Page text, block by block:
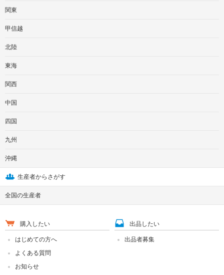
関東
甲信越
北陸
東海
関西
中国
四国
九州
沖縄
生産者からさがす
全国の生産者
購入したい
はじめての方へ
よくある質問
お知らせ
出品したい
出品者募集